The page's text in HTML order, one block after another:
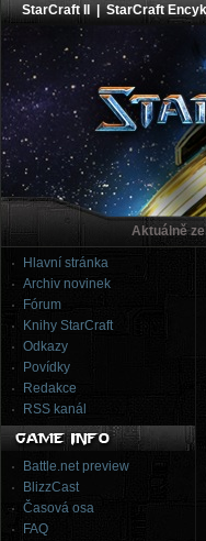
StarCraft II |StarCraft
Aktuálně
Hlavní stránka
Archiv novinek
Fórum
Knihy StarCraft
Odkazy
Povídky
Redakce
RSS kanál
Battle.net preview
BlizzCast
Časová osa
FAQ